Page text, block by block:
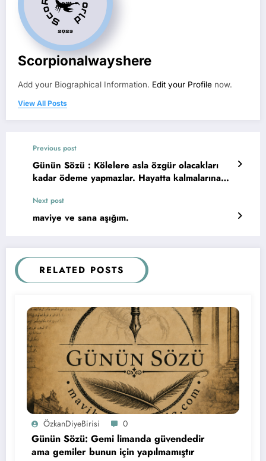
Scorpionalwayshere
Add your Biographical Information. Edit your Profile now.
View All Posts
Previous post
Günün Sözü : Kölelere asla özgür olacakları
kadar ödeme yapmazlar. Hayatta kalmalarına
etsinler…
Next post
maviye ve sana aşığım.
RELATED POSTS
ÖzkanDiyeBirisi 0
Günün Sözü: Gemi limanda güvendedir
ama gemiler bunun için yapılmamıştır